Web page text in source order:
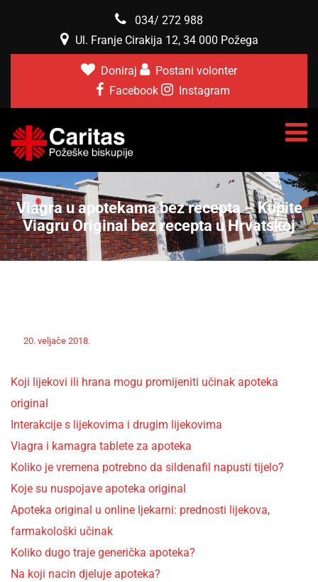
034/ 272 988
Ul. Franje Cirakija 12, 34 000 Požega
Doniraj
Postani volonter
Facebook
Instagram
Viagra u apotekama bez recepta – Kupite
Viagru Original bez recepta u Hrvatskoj
20. veljače 2018.
Koji lijekovi ili hrana mogu promijeniti učinak apoteka
original
Interakcije s lijekovima i drugim lijekovima
Viagra i kamagra tablete za apoteka
Koliko je vremena potrebno da sildenafil napusti tijelo?
Koje su nuspojave apoteka original
Apoteka original u online ljekarni: prednosti lijekova,
farmakološki učinak
Koliko dugo traje generička apoteka?
Na koji nacin djeluje apoteka?